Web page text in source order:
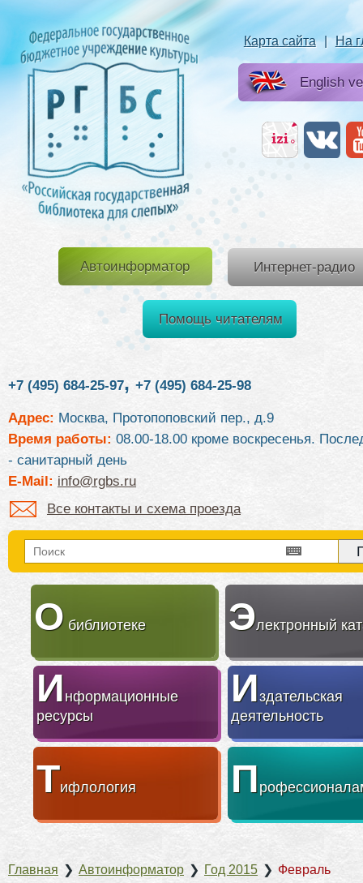
Карта сайта | На
English
Автоинформатор Интернет-радио
Помощь читателям
+7 (495) 684-25-97, +7 (495) 684-25-98
Адрес: Москва, Протопоповский пер., д.9
Время работы: 08.00-18.00 кроме воскресенья.
- санитарный день
E-Mail: info@rgbs.ru
Все контакты и схема проезда
О библиотеке Электронный
Информационные
ресурсы
Издательская
деятельность
Тифлология П
Главная ❯ Автоинформатор ❯ Год 2015 ❯ Февраль